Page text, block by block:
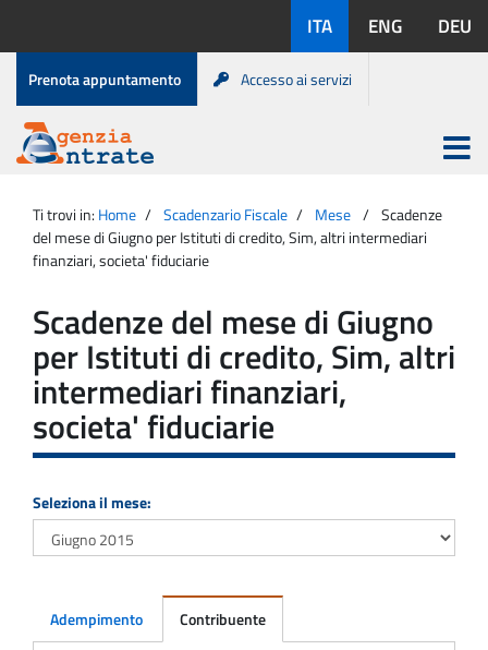
contenuto
disponibili:
ITA ENG DEU
Menu
di
servizio
Prenota appuntamento Accesso ai servizi
Agenzia
Entrate
Apri
menu
principale
Ti trovi in: Home Scadenzario Fiscale Mese
Scadenze
del mese di Giugno per Istituti di credito, Sim, altri intermediari
finanziari, societa' fiduciarie
Scadenze del mese di Giugno
per Istituti di credito, Sim, altri
intermediari finanziari,
societa' fiduciarie
Seleziona il mese:
Adempimento Contribuente